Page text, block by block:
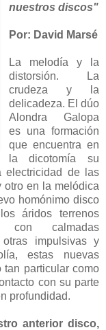
nuestros discos"
Por: David Marsé
La melodía y la
distorsión. La
crudeza y la
delicadeza. El dúo
Alondra Galopa
es una formación
que encuentra en
la dicotomía su
electricidad de las
en la melódica
homónimo disco
áridos terrenos
con calmadas
otras impulsivas y
estas nuevas
particular como
con su parte
profundidad.
anterior disco,